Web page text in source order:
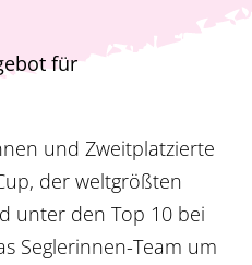
für
und Zweitplatzierte
der ­weltgrößten
unter den Top 10 bei
Seglerinnen-Team um